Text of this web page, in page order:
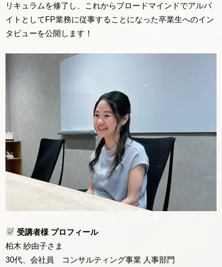
リキュラムを修了し、これからブロードマインドでアルバ
イトとしてFP業務に従事することになった卒業生へのイン
タビューを公開します！
受講者様 プロフィール
柏木 紗由子さま
30代、会社員 コンサルティング事業 人事部門